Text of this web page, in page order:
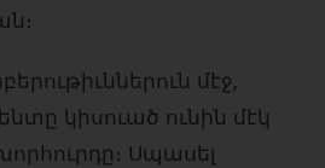
մէջ,
կիսուած ունին մէկ
Սպասել